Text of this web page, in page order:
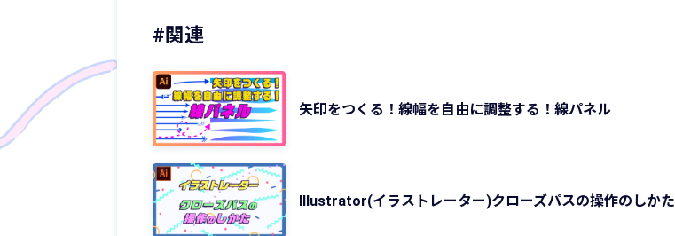
#関連
矢印をつくる！線幅を自由に調整する！線パネル
Illustrator(イラストレーター)クローズパスの操作のしかた